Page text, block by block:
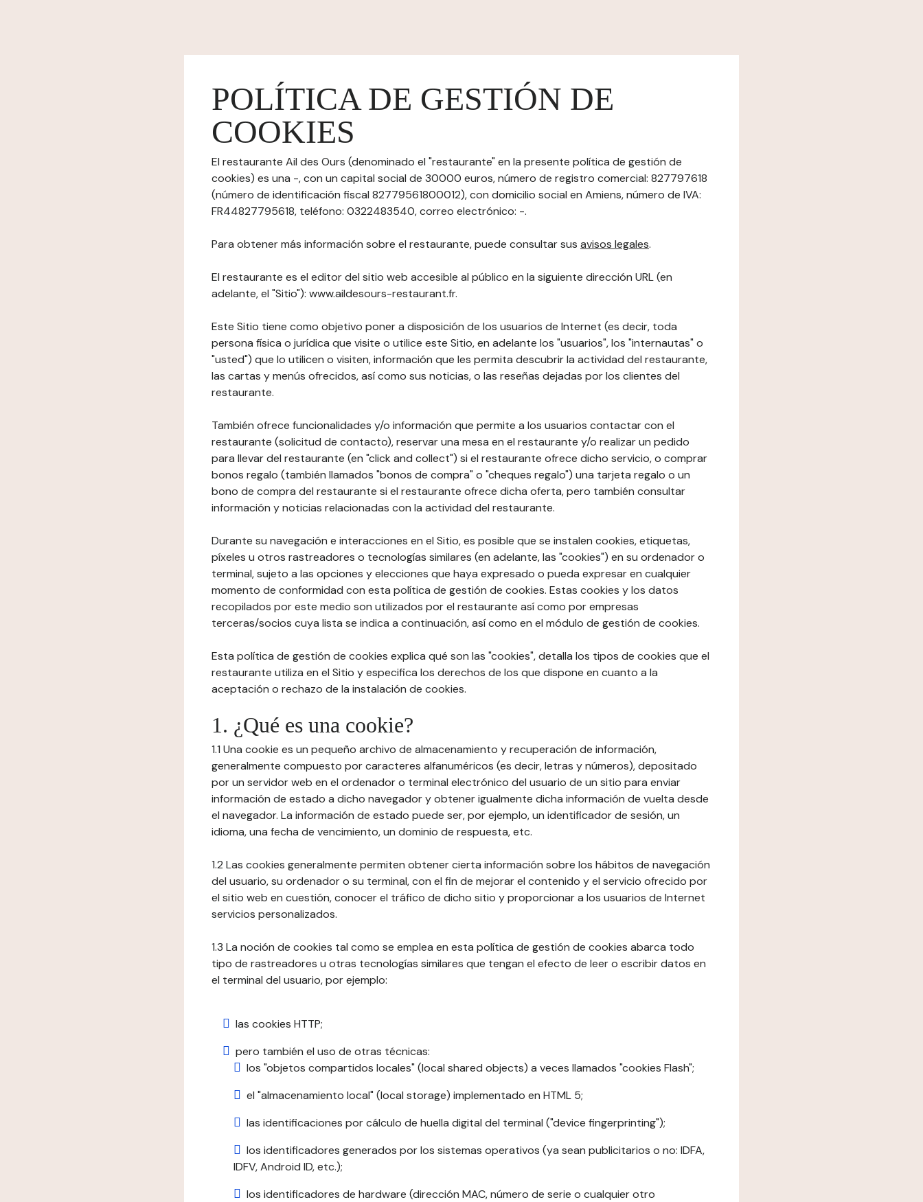
POLÍTICA DE GESTIÓN DE
COOKIES
El restaurante Ail des Ours (denominado el "restaurante" en la presente política de gestión de
cookies) es una -, con un capital social de 30000 euros, número de registro comercial: 827797618
(número de identificación fiscal 82779561800012), con domicilio social en Amiens, número de IVA:
FR44827795618, teléfono: 0322483540, correo electrónico: -.
Para obtener más información sobre el restaurante, puede consultar sus avisos legales.
El restaurante es el editor del sitio web accesible al público en la siguiente dirección URL (en
adelante, el "Sitio"): www.aildesours-restaurant.fr.
Este Sitio tiene como objetivo poner a disposición de los usuarios de Internet (es decir, toda
persona física o jurídica que visite o utilice este Sitio, en adelante los "usuarios", los "internautas" o
"usted") que lo utilicen o visiten, información que les permita descubrir la actividad del restaurante,
las cartas y menús ofrecidos, así como sus noticias, o las reseñas dejadas por los clientes del
restaurante.
También ofrece funcionalidades y/o información que permite a los usuarios contactar con el
restaurante (solicitud de contacto), reservar una mesa en el restaurante y/o realizar un pedido
para llevar del restaurante (en "click and collect") si el restaurante ofrece dicho servicio, o comprar
bonos regalo (también llamados "bonos de compra" o "cheques regalo") una tarjeta regalo o un
bono de compra del restaurante si el restaurante ofrece dicha oferta, pero también consultar
información y noticias relacionadas con la actividad del restaurante.
Durante su navegación e interacciones en el Sitio, es posible que se instalen cookies, etiquetas,
píxeles u otros rastreadores o tecnologías similares (en adelante, las "cookies") en su ordenador o
terminal, sujeto a las opciones y elecciones que haya expresado o pueda expresar en cualquier
momento de conformidad con esta política de gestión de cookies. Estas cookies y los datos
recopilados por este medio son utilizados por el restaurante así como por empresas
terceras/socios cuya lista se indica a continuación, así como en el módulo de gestión de cookies.
Esta política de gestión de cookies explica qué son las "cookies", detalla los tipos de cookies que el
restaurante utiliza en el Sitio y especifica los derechos de los que dispone en cuanto a la
aceptación o rechazo de la instalación de cookies.
1. ¿Qué es una cookie?
1.1 Una cookie es un pequeño archivo de almacenamiento y recuperación de información,
generalmente compuesto por caracteres alfanuméricos (es decir, letras y números), depositado
por un servidor web en el ordenador o terminal electrónico del usuario de un sitio para enviar
información de estado a dicho navegador y obtener igualmente dicha información de vuelta desde
el navegador. La información de estado puede ser, por ejemplo, un identificador de sesión, un
idioma, una fecha de vencimiento, un dominio de respuesta, etc.
1.2 Las cookies generalmente permiten obtener cierta información sobre los hábitos de navegación
del usuario, su ordenador o su terminal, con el fin de mejorar el contenido y el servicio ofrecido por
el sitio web en cuestión, conocer el tráfico de dicho sitio y proporcionar a los usuarios de Internet
servicios personalizados.
1.3 La noción de cookies tal como se emplea en esta política de gestión de cookies abarca todo
tipo de rastreadores u otras tecnologías similares que tengan el efecto de leer o escribir datos en
el terminal del usuario, por ejemplo:
las cookies HTTP;
pero también el uso de otras técnicas:
los "objetos compartidos locales" (local shared objects) a veces llamados "cookies Flash";
el "almacenamiento local" (local storage) implementado en HTML 5;
las identificaciones por cálculo de huella digital del terminal ("device fingerprinting");
los identificadores generados por los sistemas operativos (ya sean publicitarios o no: IDFA,
IDFV, Android ID, etc.);
los identificadores de hardware (dirección MAC, número de serie o cualquier otro